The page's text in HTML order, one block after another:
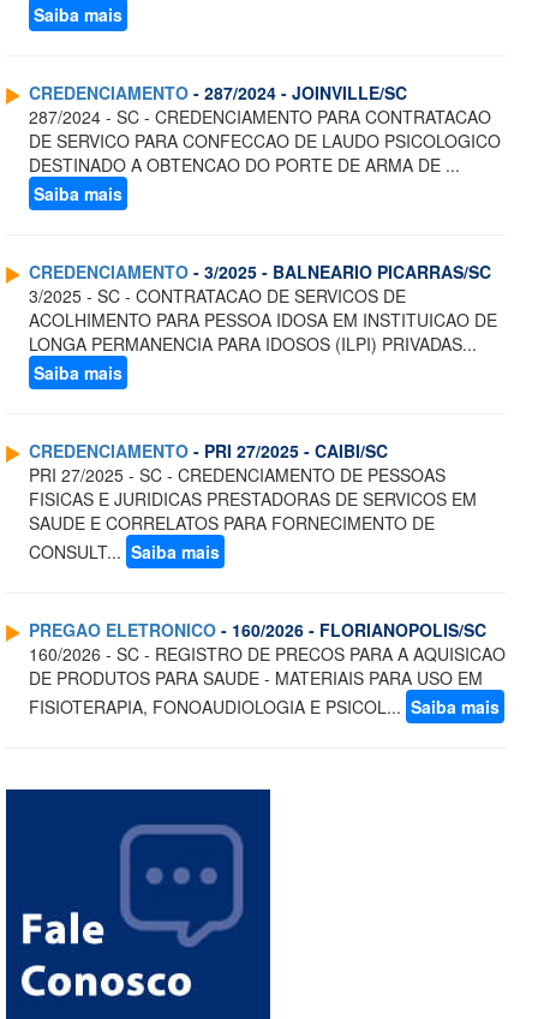
Saiba mais
CREDENCIAMENTO - 287/2024 - JOINVILLE/SC
287/2024 - SC - CREDENCIAMENTO PARA CONTRATACAO
DE SERVICO PARA CONFECCAO DE LAUDO PSICOLOGICO
DESTINADO A OBTENCAO DO PORTE DE ARMA DE ...
Saiba mais
CREDENCIAMENTO - 3/2025 - BALNEARIO PICARRAS/SC
3/2025 - SC - CONTRATACAO DE SERVICOS DE
ACOLHIMENTO PARA PESSOA IDOSA EM INSTITUICAO DE
LONGA PERMANENCIA PARA IDOSOS (ILPI) PRIVADAS...
Saiba mais
CREDENCIAMENTO - PRI 27/2025 - CAIBI/SC
PRI 27/2025 - SC - CREDENCIAMENTO DE PESSOAS
FISICAS E JURIDICAS PRESTADORAS DE SERVICOS EM
SAUDE E CORRELATOS PARA FORNECIMENTO DE
CONSULT... Saiba mais
PREGAO ELETRONICO - 160/2026 - FLORIANOPOLIS/SC
160/2026 - SC - REGISTRO DE PRECOS PARA A AQUISICAO
DE PRODUTOS PARA SAUDE - MATERIAIS PARA USO EM
FISIOTERAPIA, FONOAUDIOLOGIA E PSICOL... Saiba mais